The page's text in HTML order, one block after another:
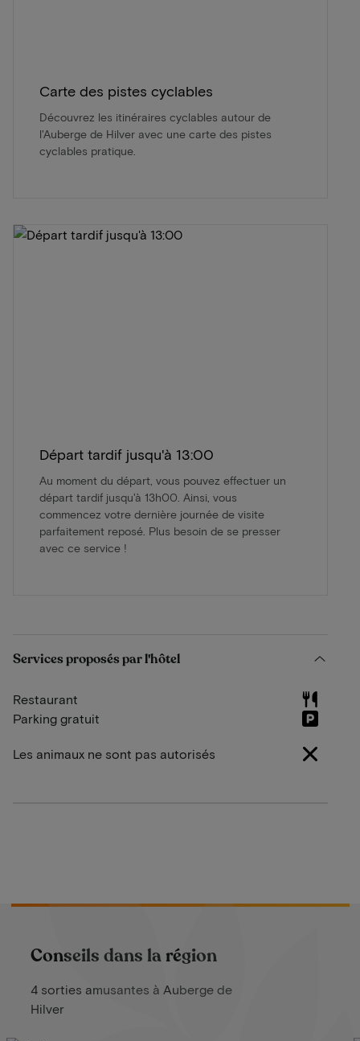
Carte des pistes cyclables
Découvrez les itinéraires cyclables autour de
l'Auberge de Hilver avec une carte des pistes
cyclables pratique.
Départ tardif jusqu'à 13:00
Au moment du départ, vous pouvez effectuer un
départ tardif jusqu'à 13h00. Ainsi, vous
commencez votre dernière journée de visite
parfaitement reposé. Plus besoin de se presser
avec ce service !
Services proposés par l'hôtel
Restaurant
Parking gratuit
Les animaux ne sont pas autorisés
Conseils dans la région
4 sorties amusantes à Auberge de
Hilver